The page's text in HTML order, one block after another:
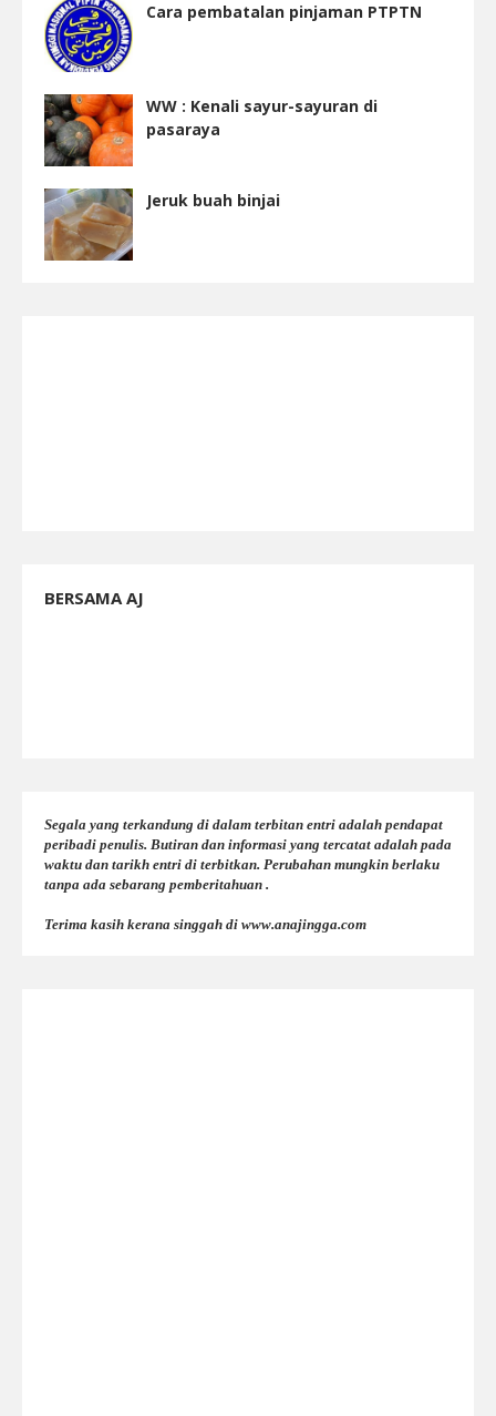
Cara pembatalan pinjaman PTPTN
WW : Kenali sayur-sayuran di
pasaraya
Jeruk buah binjai
BERSAMA AJ
Segala yang terkandung di dalam terbitan entri adalah pendapat
peribadi penulis. Butiran dan informasi yang tercatat adalah pada
waktu dan tarikh entri di terbitkan. Perubahan mungkin berlaku
tanpa ada sebarang pemberitahuan .
Terima kasih kerana singgah di www.anajingga.com